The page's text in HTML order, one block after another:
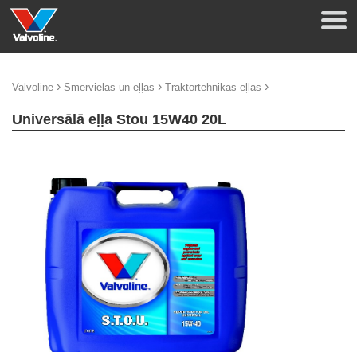
Valvoline › Smērvielas un eļļas › Traktortehnikas eļļas ›
Universālā eļļa Stou 15W40 20L